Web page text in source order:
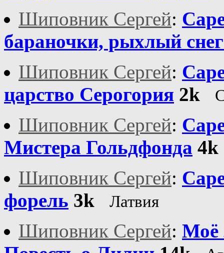
Шиповник Сергей:
бараночки, рыхлый
Шиповник Сергей:
царство Серогория 2k
Шиповник Сергей:
Мистера Гольдфонда 4k
Шиповник Сергей:
форель 3k Латвия
Шиповник Сергей: Моё